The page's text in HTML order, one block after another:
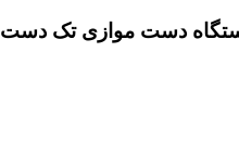
دست موازی تک دست